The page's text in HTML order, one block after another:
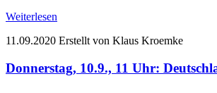
Weiterlesen
11.09.2020 Erstellt von Klaus Kroemke
Donnerstag, 10.9., 11 Uhr: